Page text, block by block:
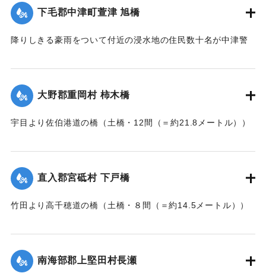
｜固有コード: 002680198
下毛郡中津町萱津 旭橋
降りしきる豪雨をついて付近の浸水地の住民数十名が中津警
水は明治26年の水害に比べても割合が大きく、浸水家屋が
200戸に及んでいるのは要するに排水地である橋の上に不自然
な住宅を建築する許可を当局が出したためとして、その不当
と13日以来、住民の間で協議が進められてきたが、費用など
憤慨している。
大野郡重岡村 柿木橋
宇目より佐伯港道の橋（土橋・12間（＝約21.8メートル））
｜固有コード: 002680200
直入郡宮砥村 下戸橋
竹田より高千穂道の橋（土橋・８間（＝約14.5メートル））
｜固有コード: 002680201
南海部郡上堅田村長瀬